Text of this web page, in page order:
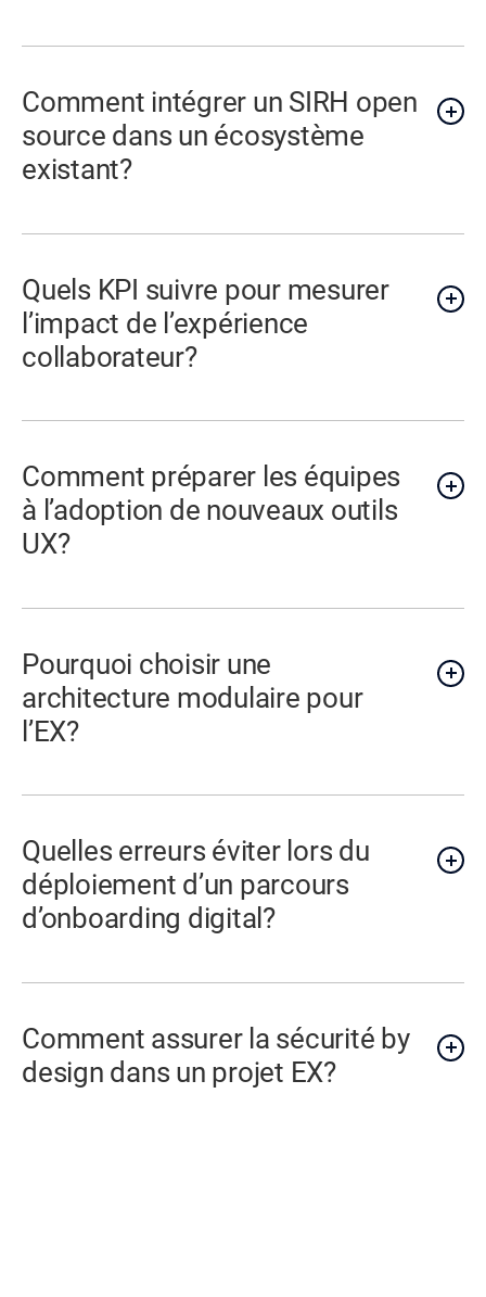
Comment intégrer un SIRH open
source dans un écosystème
existant?
Quels KPI suivre pour mesurer
l’impact de l’expérience
collaborateur?
Comment préparer les équipes
à l’adoption de nouveaux outils
UX?
Pourquoi choisir une
architecture modulaire pour
l’EX?
Quelles erreurs éviter lors du
déploiement d’un parcours
d’onboarding digital?
Comment assurer la sécurité by
design dans un projet EX?